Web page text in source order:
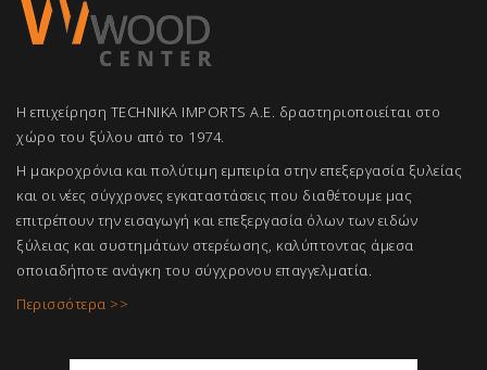
Η επιχείρηση TECHNIKA IMPORTS A.E. δραστηριοποιείται στο
χώρο του ξύλου από το 1974.
Η μακροχρόνια και πολύτιμη εμπειρία στην επεξεργασία ξυλείας
και οι νέες σύγχρονες εγκαταστάσεις που διαθέτουμε μας
επιτρέπουν την εισαγωγή και επεξεργασία όλων των ειδών
ξύλειας και συστημάτων στερέωσης, καλύπτοντας άμεσα
οποιαδήποτε ανάγκη του σύγχρονου επαγγελματία.
Περισσότερα >>